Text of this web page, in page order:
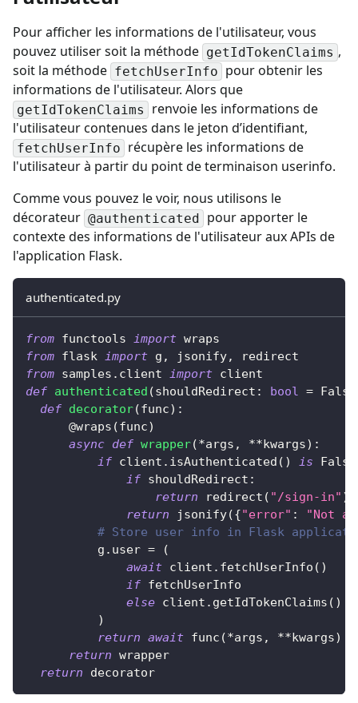
Pour afficher les informations de l'utilisateur, vous
pouvez utiliser soit la méthode getIdTokenClaims ,
soit la méthode fetchUserInfo pour obtenir les
informations de l'utilisateur. Alors que
getIdTokenClaims
renvoie les informations de
l'utilisateur contenues dans le jeton d’identifiant,
fetchUserInfo récupère les informations de
l'utilisateur à partir du point de terminaison userinfo.
Comme vous pouvez le voir, nous utilisons le
décorateur @authenticated pour apporter le
contexte des informations de l'utilisateur aux APIs de
l'application Flask.
authenticated.py
from functools import wraps
from flask import g , jsonify,
redirect
from samples . client import client
def authenticated (shouldRedirect : bool = False
def decorator(func) :
@wraps (func)
async def wrapper(*args , **kwargs) :
if client . isAuthenticated ( ) is False
if shouldRedirect :
return redirect ( "/sign-in" )
return jsonify({"error" :
"Not
# Store user info in Flask
          g
. user =
(
await client . fetchUserInfo ( )
if fetchUserInfo
else client . getIdTokenClaims ( )
)
return await func (*args , **kwargs)
return wrapper
return decorator